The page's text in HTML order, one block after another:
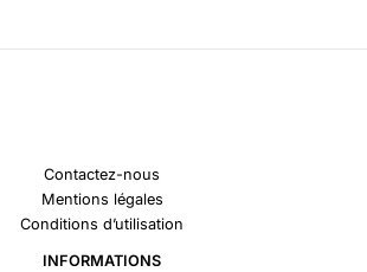
Contactez-nous
Mentions légales
Conditions d’utilisation
INFORMATIONS